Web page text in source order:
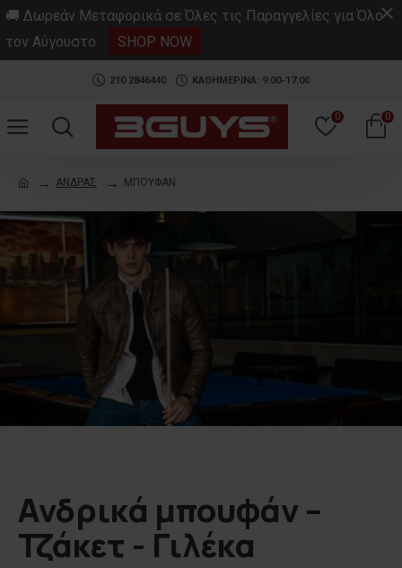
🚚 Δωρεάν Μεταφορικά σε Όλες τις Παραγγελίες για Όλο
τον Αύγουστο
SHOP NOW
210 2846440 ΚΑΘΗΜΕΡΙΝΑ: 9:00-17:00
0 0
ΑΝΔΡΑΣ ΜΠΟΥΦΑΝ
Ανδρικά μπουφάν –
Τζάκετ - Γιλέκα